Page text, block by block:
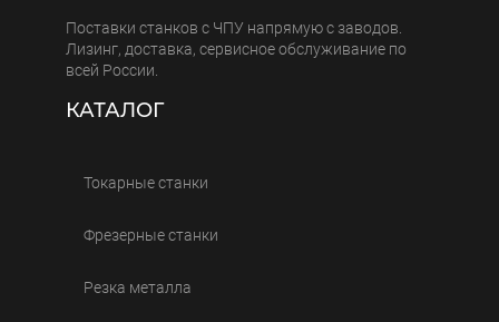
Поставки станков с ЧПУ напрямую с заводов.
Лизинг, доставка, сервисное обслуживание по
всей России.
КАТАЛОГ
Токарные станки
Фрезерные станки
Резка металла